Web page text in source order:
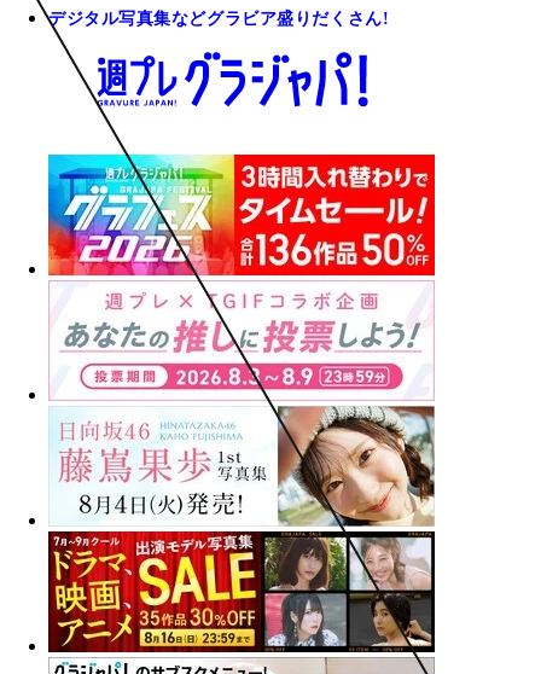
デジタル写真集などグラビア盛りだくさん!